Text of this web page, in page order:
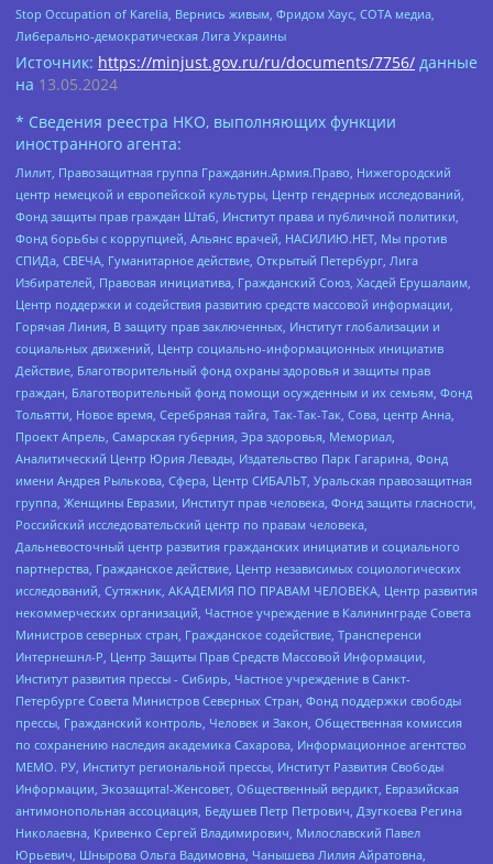
Stop Occupation of Karelia, Вернись живым, Фридом Хаус, СОТА медиа,
Либерально-демократическая Лига Украины
Источник: https://minjust.gov.ru/ru/documents/7756/ данные
на 13.05.2024
* Сведения реестра НКО, выполняющих функции
иностранного агента:
Лилит, Правозащитная группа Гражданин.Армия.Право, Нижегородский
центр немецкой и европейской культуры, Центр гендерных исследований,
Фонд защиты прав граждан Штаб, Институт права и публичной политики,
Фонд борьбы с коррупцией, Альянс врачей, НАСИЛИЮ.НЕТ, Мы против
СПИДа, СВЕЧА, Гуманитарное действие, Открытый Петербург, Лига
Избирателей, Правовая инициатива, Гражданский Союз, Хасдей Ерушалаим,
Центр поддержки и содействия развитию средств массовой информации,
Горячая Линия, В защиту прав заключенных, Институт глобализации и
социальных движений, Центр социально-информационных инициатив
Действие, Благотворительный фонд охраны здоровья и защиты прав
граждан, Благотворительный фонд помощи осужденным и их семьям, Фонд
Тольятти, Новое время, Серебряная тайга, Так-Так-Так, Сова, центр Анна,
Проект Апрель, Самарская губерния, Эра здоровья, Мемориал,
Аналитический Центр Юрия Левады, Издательство Парк Гагарина, Фонд
имени Андрея Рылькова, Сфера, Центр СИБАЛЬТ, Уральская правозащитная
группа, Женщины Евразии, Институт прав человека, Фонд защиты гласности,
Российский исследовательский центр по правам человека,
Дальневосточный центр развития гражданских инициатив и социального
партнерства, Гражданское действие, Центр независимых социологических
исследований, Сутяжник, АКАДЕМИЯ ПО ПРАВАМ ЧЕЛОВЕКА, Центр развития
некоммерческих организаций, Частное учреждение в Калининграде Совета
Министров северных стран, Гражданское содействие, Трансперенси
Интернешнл-Р, Центр Защиты Прав Средств Массовой Информации,
Институт развития прессы - Сибирь, Частное учреждение в Санкт-
Петербурге Совета Министров Северных Стран, Фонд поддержки свободы
прессы, Гражданский контроль, Человек и Закон, Общественная комиссия
по сохранению наследия академика Сахарова, Информационное агентство
МЕМО. РУ, Институт региональной прессы, Институт Развития Свободы
Информации, Экозащита!-Женсовет, Общественный вердикт, Евразийская
антимонопольная ассоциация, Бедушев Петр Петрович, Дзугкоева Регина
Николаевна, Кривенко Сергей Владимирович, Милославский Павел
Юрьевич, Шнырова Ольга Вадимовна, Чанышева Лилия Айратовна,